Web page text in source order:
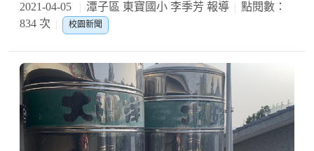
2021-04-05 潭子區 東寶國小 李季芳 報導
點閱數：
834 次
校園新聞